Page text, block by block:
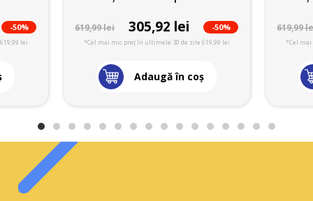
619,99 lei 305,92 lei -50%
*Cel mai mic preț în ultimele 30 de zile 619,99 lei
Adaugă în coş
619,99
*Cel mai
-50%
lei